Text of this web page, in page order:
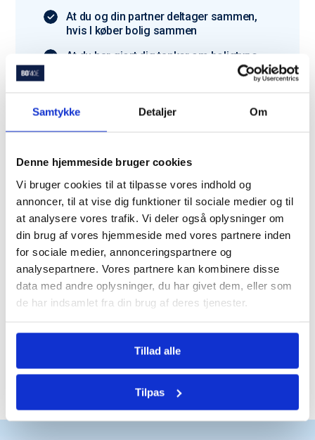
Samtykke Detaljer Om
Denne hjemmeside bruger cookies
Vi bruger cookies til at tilpasse vores indhold og
annoncer, til at vise dig funktioner til sociale medier og til
at analysere vores trafik. Vi deler også oplysninger om
din brug af vores hjemmeside med vores partnere inden
for sociale medier, annonceringspartnere og
analysepartnere. Vores partnere kan kombinere disse
data med andre oplysninger, du har givet dem, eller som
de har indsamlet fra din brug af deres tjenester.
Tillad alle
Tilpas
At du og din partner deltager sammen,
hvis I køber bolig sammen
At du har gjort dig tanker om boligtype
godt i gang.
Du er langt fra den eneste
der bruger Bomae
Trustpilot